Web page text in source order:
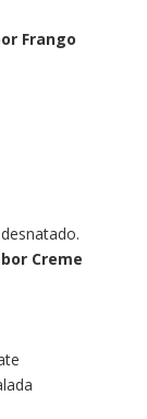
Frango
Creme